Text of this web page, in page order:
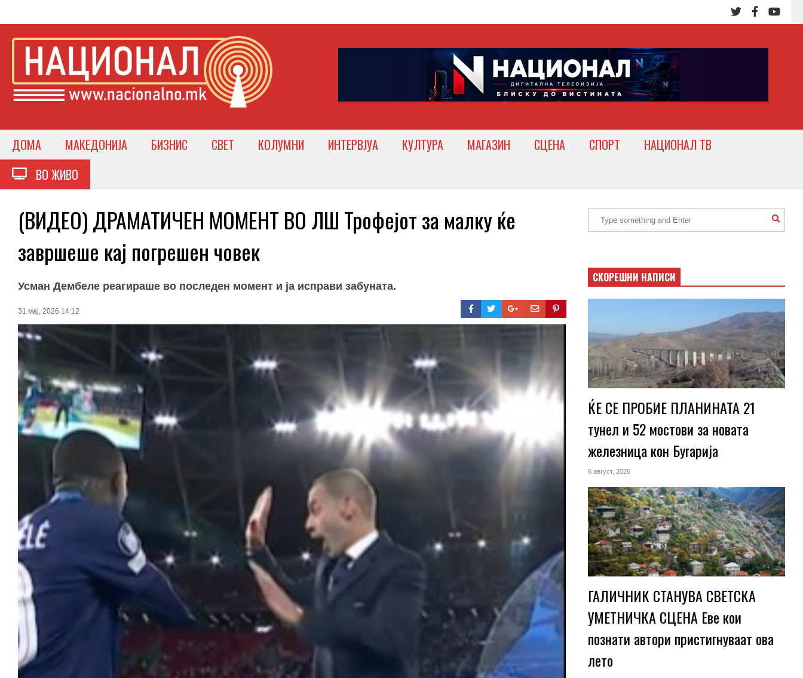
ДОМА МАКЕДОНИЈА БИЗНИС СВЕТ КОЛУМНИ ИНТЕРВЈУА КУЛТУРА МАГАЗИН СЦЕНА СПОРТ
НАЦИОНАЛ ТВ
ВО ЖИВО
(ВИДЕО) ДРАМАТИЧЕН МОМЕНТ ВО ЛШ Трофејот за малку ќе
завршеше кај погрешен човек
Усман Дембеле реагираше во последен момент и ја исправи забуната.
31 мај, 2026 14:12
СКОРЕШНИ НАПИСИ
ЌЕ СЕ ПРОБИЕ ПЛАНИНАТА 21
тунел и 52 мостови за новата
железница кон Бугарија
6 август, 2026
ГАЛИЧНИК СТАНУВА СВЕТСКА
УМЕТНИЧКА СЦЕНА Еве кои
познати автори пристигнуваат ова
лето